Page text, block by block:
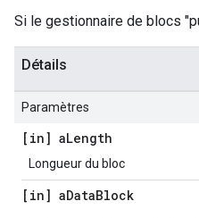
Si le gestionnaire de blocs
Détails
Paramètres
[in] aLength
Longueur du bloc
[in] aDataBlock